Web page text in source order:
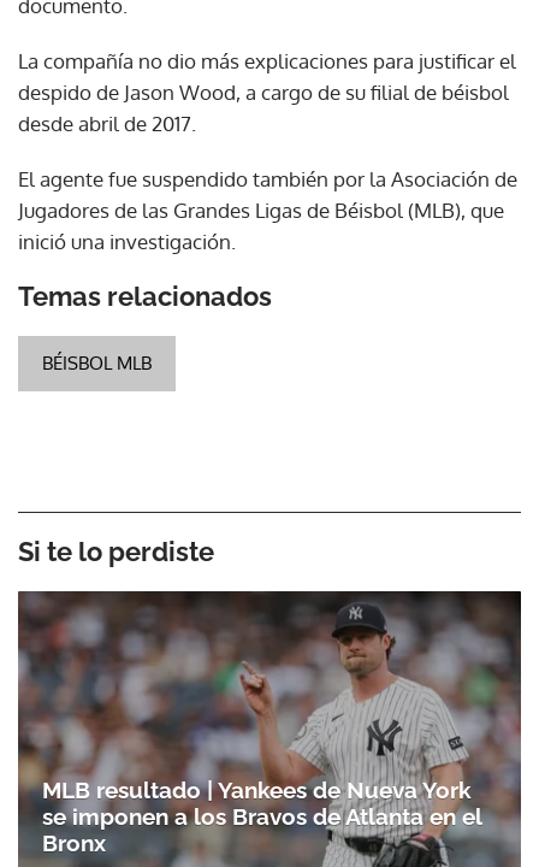
documento.
La compañía no dio más explicaciones para justificar el
despido de Jason Wood, a cargo de su filial de béisbol
desde abril de 2017.
El agente fue suspendido también por la Asociación de
Jugadores de las Grandes Ligas de Béisbol (MLB), que
inició una investigación.
Temas relacionados
BÉISBOL MLB
Si te lo perdiste
MLB resultado | Yankees de Nueva York
se imponen a los Bravos de Atlanta en el
Bronx